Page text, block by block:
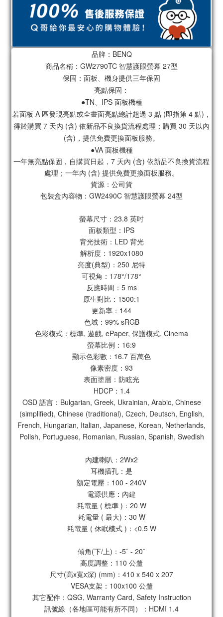
品牌：BENQ
商品名稱：GW2790TC 智慧護眼螢幕 27型
保固：面板、機身提供三年保固
亮點保固：
●TN、IPS 面板機種
若面板 A 區發現亮點或全畫面亮點總計超過 3 點 (即指第 4 點)，
得於購買 7 天內 (含) 依新品不良換貨流程處理；購買 30 天以內
(含)，提供免費更換面板服務。
●VA 面板機種
一年無亮點保固，自購買日起，7 天內 (含) 依新品不良換貨流程
處理；一年內 (含) 提供免費更換面板服務。
貨源：公司貨
包裝盒內容物：GW2490C 智慧護眼螢幕 24型
螢幕尺寸：23.8 英吋
面板類型：IPS
背光技術：LED 背光
解析度：1920x1080
亮度(典型)：250 尼特
可視角：178°/178°
反應時間：5 ms
原生對比：1500:1
更新率：144
色域：99% sRGB
色彩模式：標準, 遊戲, ePaper, 保護模式, Cinema
螢幕比例：16:9
顯示色彩數：16.7 百萬色
像素密度：93
表面塗層：防眩光
HDCP：1.4
OSD 語言：Bulgarian, Greek, Ukrainian, Arabic, Chinese
(simplified), Chinese (traditional), Czech, Deutsch, English,
French, Hungarian, Italian, Japanese, Korean, Netherlands,
Polish, Portuguese, Romanian, Russian, Spanish, Swedish
內建喇叭：2Wx2
耳機插孔：是
額定電壓：100 - 240V
電源供應：內建
耗電量 ( 標準 )：20 W
耗電量 ( 最大)：30 W
耗電量 ( 休眠模式 )：<0.5 W
傾角(下/上)：-5˚ - 20˚
高度調整：110 公釐
尺寸(高x寬x深) (mm)：410 x 540 x 207
VESA支架：100x100 公釐
其它配件：QSG, Warranty Card, Safety Instruction
訊號線（各地區可能有所不同）：HDMI 1.4